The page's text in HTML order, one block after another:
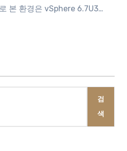
본 환경은 vSphere 6.7U3…
검
색